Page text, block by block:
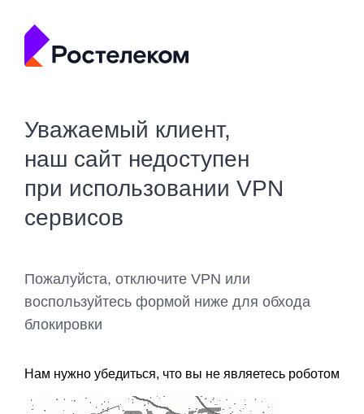
Уважаемый клиент,
наш сайт недоступен
при использовании VPN
сервисов
Пожалуйста, отключите VPN или
воспользуйтесь формой ниже для обхода
блокировки
Нам нужно убедиться, что вы не являетесь роботом